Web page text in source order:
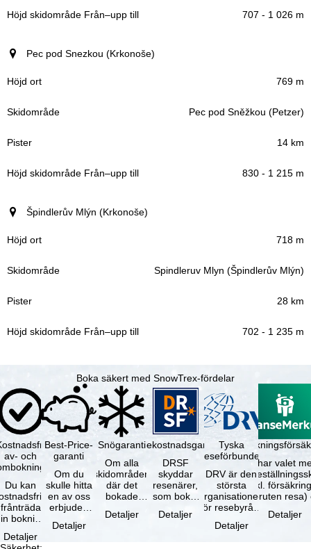
707 - 1 026 m
Pec pod Snezkou (Krkonoše)
769 m
Pec pod Sněžkou (Petzer)
14 km
830 - 1 215 m
Špindlerův Mlýn (Krkonoše)
718 m
Spindleruv Mlyn (Špindlerův Mlýn)
28 km
702 - 1 235 m
Boka säkert med SnowTrex-fördelar
av- och
Du kan
frånträda
bokning
efter
Detaljer
Best-Price-
garanti
Om du
skulle hitta
en av oss
erbjuden
samma
Detaljer
Snögaranti
Om alla
skidområden
där det
bokade
gäller –
Detaljer
Resekostnadsgaranti
DRSF
skyddar
resenärer,
som bokat
paketresa
Detaljer
Tyska
reseförbundet
DRV är den
största
organisationen
för resebyråer
researrangörer
Detaljer
Du har valet
(inkl.
avbruten resa)
Detaljer